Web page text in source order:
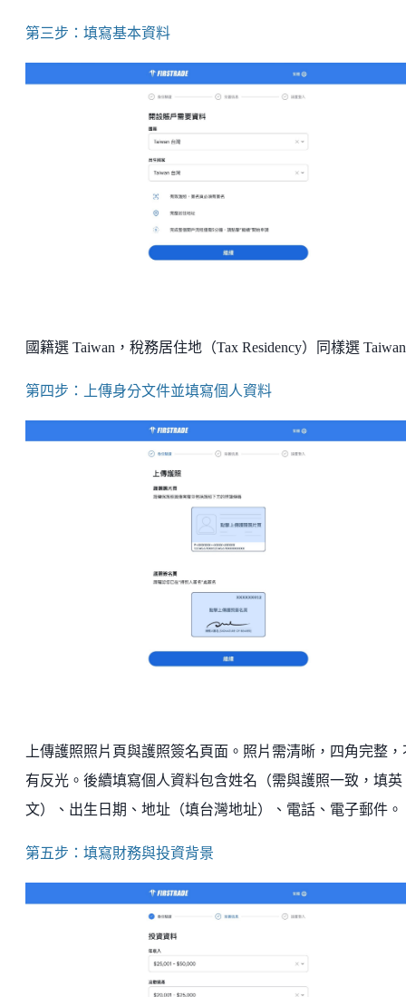
第三步：填寫基本資料
國籍選 Taiwan，稅務居住地（Tax Residency）同樣選
第四步：上傳身分文件並填寫個人資料
上傳護照照片頁與護照簽名頁面。照片需清晰，四角完整，
有反光。後續填寫個人資料包含姓名（需與護照一致，填英
文）、出生日期、地址（填台灣地址）、電話、電子郵件。
第五步：填寫財務與投資背景